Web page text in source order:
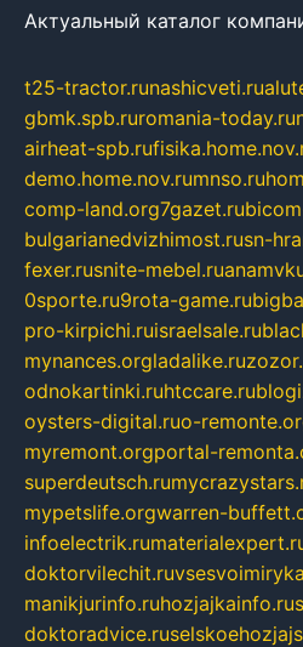
Актуальный каталог
t25-tractor.runashicveti.ru
gbmk.spb.ruromania-today.ru
airheat-spb.ru
demo.home.nov.rumnso.ru
comp-land.org7gazet.ru
bulgarianedvizhimost.rusn-
fexer.rusnite-mebel.ru
0sporte.ru9rota-game.ru
pro-kirpichi.ruisraelsale.ru
mynances.orgladalike.ru
odnokartinki.ruhtccare.ru
oysters-digital.ruo-
myremont.orgportal-
superdeutsch.ru
mypetslife.orgwarren-
infoelectrik.ru
doktorvilechit.ru
manikjurinfo.ruhozjajkainfo.ru
doktoradvice.ru